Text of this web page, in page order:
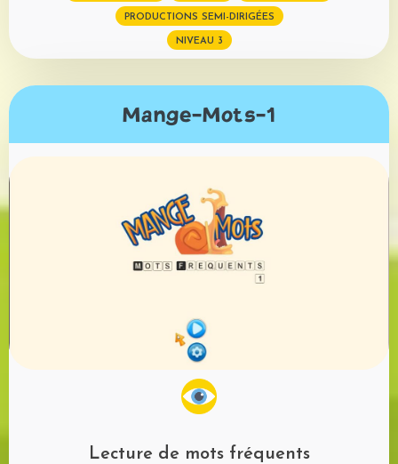
PRODUCTIONS SEMI-DIRIGÉES
NIVEAU 3
Mange-Mots-1
Lecture de mots fréquents